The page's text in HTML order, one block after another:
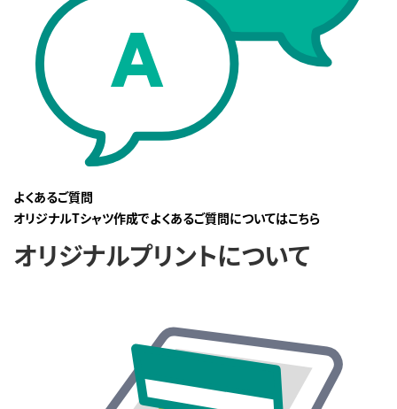
よくあるご質問
オリジナルTシャツ作成でよくあるご質問についてはこちら
オリジナルプリントについて